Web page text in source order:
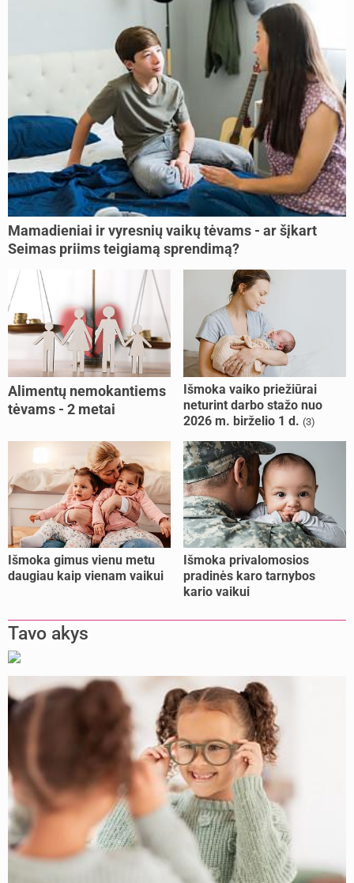
Mamadieniai ir vyresnių vaikų tėvams - ar šįkart
Seimas priims teigiamą sprendimą?
Alimentų nemokantiems
tėvams - 2 metai
Išmoka vaiko priežiūrai
neturint darbo stažo nuo
2026 m. birželio 1 d. (3)
Išmoka gimus vienu metu
daugiau kaip vienam vaikui
Išmoka privalomosios
pradinės karo tarnybos
kario vaikui
Tavo akys